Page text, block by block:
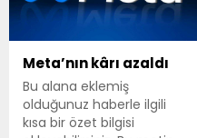
Meta’nın kârı azaldı
Bu alana eklemiş
olduğunuz haberle ilgili
kısa bir özet bilgisi